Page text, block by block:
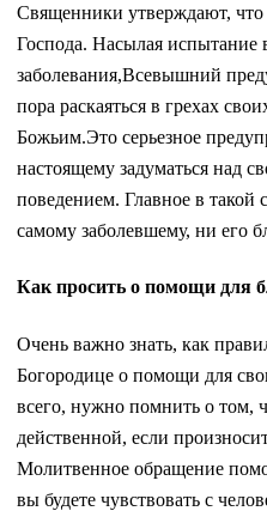
Священники утверждают,
Господа. Насылая испытание
заболевания,Всевышний
пора раскаяться в грехах
Божьим.Это серьезное
настоящему задуматься над
поведением. Главное в такой
самому заболевшему, ни его
Как просить о помощи для
Очень важно знать, как
Богородице о помощи для
всего, нужно помнить о том,
действенной, если
Молитвенное обращение
вы будете чувствовать с